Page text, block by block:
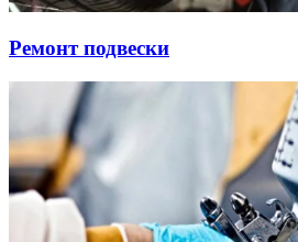
Ремонт подвески